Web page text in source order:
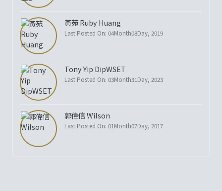
黃苑 Ruby Huang
Last Posted On: 04Month08Day, 2019
Tony Yip DipWSET
Last Posted On: 03Month31Day, 2023
郭偉信 Wilson
Last Posted On: 01Month07Day, 2017